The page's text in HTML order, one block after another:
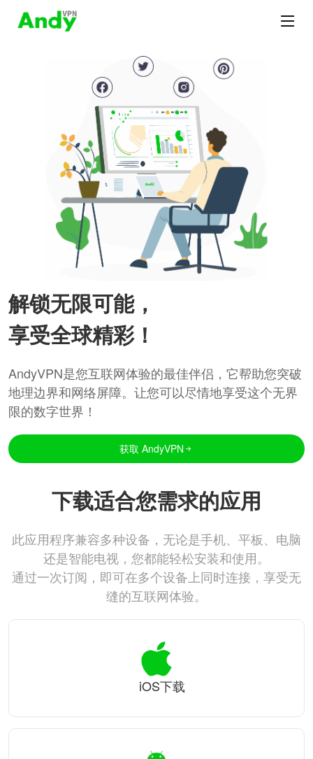
解锁无限可能，
享受全球精彩！
AndyVPN是您互联网体验的最佳伴侣，它帮助您突破
地理边界和网络屏障。让您可以尽情地享受这个无界
限的数字世界！
获取 AndyVPN
下载适合您需求的应用
此应用程序兼容多种设备，无论是手机、平板、电脑
还是智能电视，您都能轻松安装和使用。
通过一次订阅，即可在多个设备上同时连接，享受无
缝的互联网体验。
iOS下载